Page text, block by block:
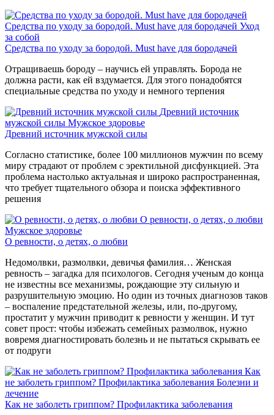
Средства по уходу за бородой. Must have для бородачей Уход
за собой
Средства по уходу за бородой. Must have для бородачей
Отращиваешь бороду – научись ей управлять. Борода не
должна расти, как ей вздумается. Для этого понадобятся
специальные средства по уходу и немного терпения
Древний источник
мужской силы Мужское здоровье
Древний источник мужской силы
Согласно статистике, более 100 миллионов мужчин по всему
миру страдают от проблем с эректильной дисфункцией. Эта
проблема настолько актуальная и широко распространенная,
что требует тщательного обзора и поиска эффективного
решения
О ревности, о детях, о любви
Мужское здоровье
О ревности, о детях, о любви
Недомолвки, размолвки, девичья фамилия… Женская
ревность – загадка для психологов. Сегодня ученым до конца
не известны все механизмы, рождающие эту сильную и
разрушительную эмоцию. Но один из точных диагнозов таков
– воспаление предстательной железы, или, по-другому,
простатит у мужчин приводит к ревности у женщин. И тут
совет прост: чтобы избежать семейных размолвок, нужно
вовремя диагностировать болезнь и не пытаться скрывать ее
от подруги
Как
не заболеть гриппом? Профилактика заболевания Болезни и
лечение
Как не заболеть гриппом? Профилактика заболевания